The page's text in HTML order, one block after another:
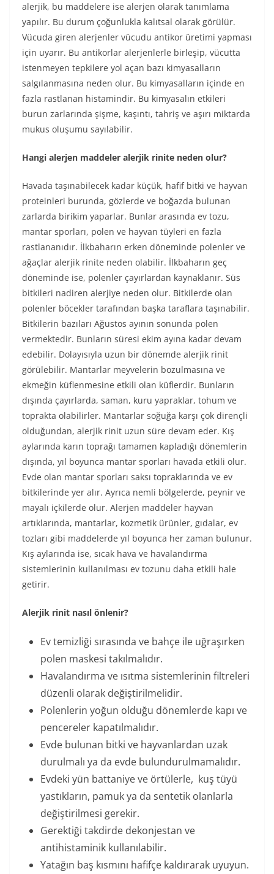
alerjik, bu maddelere ise alerjen olarak tanımlama
yapılır. Bu durum çoğunlukla kalıtsal olarak görülür.
Vücuda giren alerjenler vücudu antikor üretimi yapması
için uyarır. Bu antikorlar alerjenlerle birleşip, vücutta
istenmeyen tepkilere yol açan bazı kimyasalların
salgılanmasına neden olur. Bu kimyasalların içinde en
fazla rastlanan histamindir. Bu kimyasalın etkileri
burun zarlarında şişme, kaşıntı, tahriş ve aşırı miktarda
mukus oluşumu sayılabilir.
Hangi alerjen maddeler alerjik rinite neden olur?
Havada taşınabilecek kadar küçük, hafif bitki ve hayvan
proteinleri burunda, gözlerde ve boğazda bulunan
zarlarda birikim yaparlar. Bunlar arasında ev tozu,
mantar sporları, polen ve hayvan tüyleri en fazla
rastlananıdır. İlkbaharın erken döneminde polenler ve
ağaçlar alerjik rinite neden olabilir. İlkbaharın geç
döneminde ise, polenler çayırlardan kaynaklanır. Süs
bitkileri nadiren alerjiye neden olur. Bitkilerde olan
polenler böcekler tarafından başka taraflara taşınabilir.
Bitkilerin bazıları Ağustos ayının sonunda polen
vermektedir. Bunların süresi ekim ayına kadar devam
edebilir. Dolayısıyla uzun bir dönemde alerjik rinit
görülebilir. Mantarlar meyvelerin bozulmasına ve
ekmeğin küflenmesine etkili olan küflerdir. Bunların
dışında çayırlarda, saman, kuru yapraklar, tohum ve
toprakta olabilirler. Mantarlar soğuğa karşı çok dirençli
olduğundan, alerjik rinit uzun süre devam eder. Kış
aylarında karın toprağı tamamen kapladığı dönemlerin
dışında, yıl boyunca mantar sporları havada etkili olur.
Evde olan mantar sporları saksı topraklarında ve ev
bitkilerinde yer alır. Ayrıca nemli bölgelerde, peynir ve
mayalı içkilerde olur. Alerjen maddeler hayvan
artıklarında, mantarlar, kozmetik ürünler, gıdalar, ev
tozları gibi maddelerde yıl boyunca her zaman bulunur.
Kış aylarında ise, sıcak hava ve havalandırma
sistemlerinin kullanılması ev tozunu daha etkili hale
getirir.
Alerjik rinit nasıl önlenir?
Ev temizliği sırasında ve bahçe ile uğraşırken
polen maskesi takılmalıdır.
Havalandırma ve ısıtma sistemlerinin filtreleri
düzenli olarak değiştirilmelidir.
Polenlerin yoğun olduğu dönemlerde kapı ve
pencereler kapatılmalıdır.
Evde bulunan bitki ve hayvanlardan uzak
durulmalı ya da evde bulundurulmamalıdır.
Evdeki yün battaniye ve örtülerle, kuş tüyü
yastıkların, pamuk ya da sentetik olanlarla
değiştirilmesi gerekir.
Gerektiği takdirde dekonjestan ve
antihistaminik kullanılabilir.
Yatağın baş kısmını hafifçe kaldırarak uyuyun.